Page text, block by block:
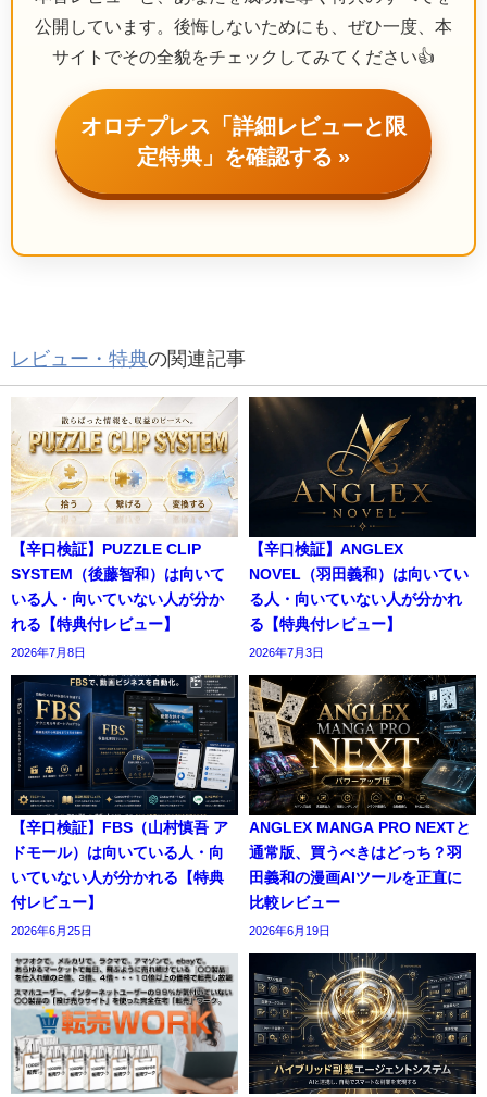
公開しています。後悔しないためにも、ぜひ一度、本
サイトでその全貌をチェックしてみてください👍
オロチプレス「詳細レビューと限
定特典」を確認する »
レビュー・特典の関連記事
【辛口検証】PUZZLE CLIP
SYSTEM（後藤智和）は向いて
いる人・向いていない人が分か
れる【特典付レビュー】
2026年7月8日
【辛口検証】ANGLEX
NOVEL（羽田義和）は向いてい
る人・向いていない人が分かれ
る【特典付レビュー】
2026年7月3日
【辛口検証】FBS（山村慎吾 ア
ドモール）は向いている人・向
いていない人が分かれる【特典
付レビュー】
2026年6月25日
ANGLEX MANGA PRO NEXTと
通常版、買うべきはどっち？羽
田義和の漫画AIツールを正直に
比較レビュー
2026年6月19日